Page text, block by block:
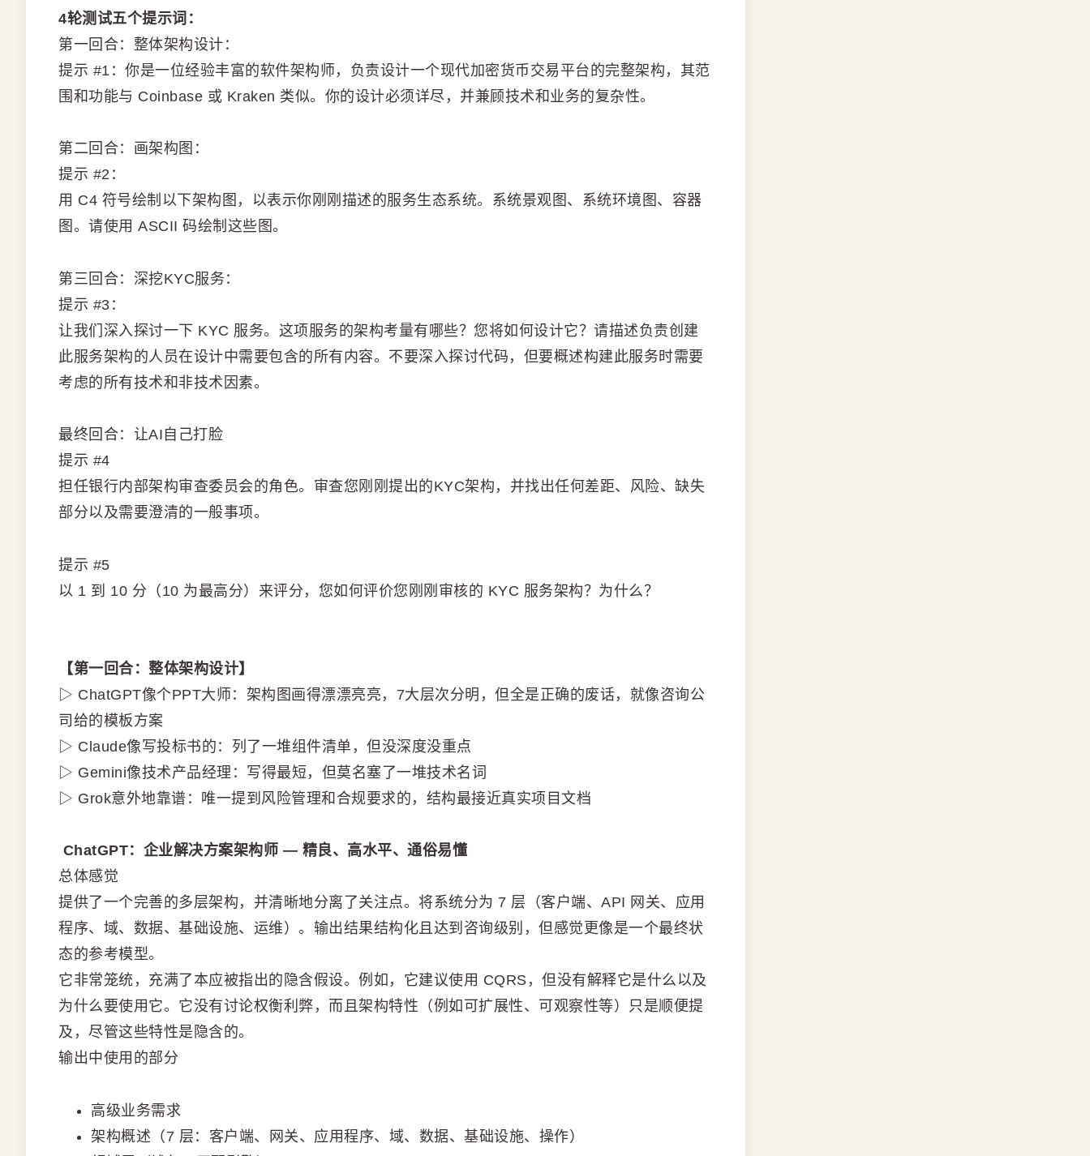
4轮测试五个提示词：
第一回合：整体架构设计：
提示 #1：你是一位经验丰富的软件架构师，负责设计一个现代加密货币交易平台的完整架构，其范
围和功能与 Coinbase 或 Kraken 类似。你的设计必须详尽，并兼顾技术和业务的复杂性。
第二回合：画架构图：
提示 #2：
用 C4 符号绘制以下架构图，以表示你刚刚描述的服务生态系统。系统景观图、系统环境图、容器
图。请使用 ASCII 码绘制这些图。
第三回合：深挖KYC服务：
提示 #3：
让我们深入探讨一下 KYC 服务。这项服务的架构考量有哪些？您将如何设计它？请描述负责创建
此服务架构的人员在设计中需要包含的所有内容。不要深入探讨代码，但要概述构建此服务时需要
考虑的所有技术和非技术因素。
最终回合：让AI自己打脸
提示 #4
担任银行内部架构审查委员会的角色。审查您刚刚提出的KYC架构，并找出任何差距、风险、缺失
部分以及需要澄清的一般事项。
提示 #5
以 1 到 10 分（10 为最高分）来评分，您如何评价您刚刚审核的 KYC 服务架构？为什么？
【第一回合：整体架构设计】
▷ ChatGPT像个PPT大师：架构图画得漂漂亮亮，7大层次分明，但全是正确的废话，就像咨询公
司给的模板方案
▷ Claude像写投标书的：列了一堆组件清单，但没深度没重点
▷ Gemini像技术产品经理：写得最短，但莫名塞了一堆技术名词
▷ Grok意外地靠谱：唯一提到风险管理和合规要求的，结构最接近真实项目文档
ChatGPT：企业解决方案架构师 — 精良、高水平、通俗易懂
总体感觉
提供了一个完善的多层架构，并清晰地分离了关注点。将系统分为 7 层（客户端、API 网关、应用
程序、域、数据、基础设施、运维）。输出结果结构化且达到咨询级别，但感觉更像是一个最终状
态的参考模型。
它非常笼统，充满了本应被指出的隐含假设。例如，它建议使用 CQRS，但没有解释它是什么以及
为什么要使用它。它没有讨论权衡利弊，而且架构特性（例如可扩展性、可观察性等）只是顺便提
及，尽管这些特性是隐含的。
输出中使用的部分
高级业务需求
架构概述（7 层：客户端、网关、应用程序、域、数据、基础设施、操作）